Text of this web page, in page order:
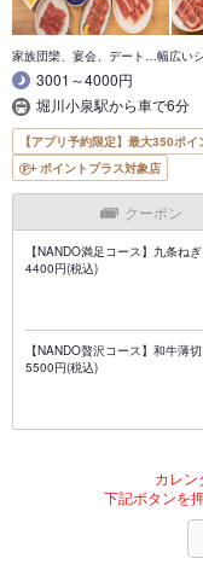
家族団欒、宴会、デート…幅広い
3001～4000円
堀川小泉駅から車で6分
【アプリ予約限定】最大350ポ
ポイントプラス対象店
クーポン
【NANDO満足コース】九条ね
4400円(税込)
【NANDO贅沢コース】和牛薄
5500円(税込)
カレン
下記ボタンを